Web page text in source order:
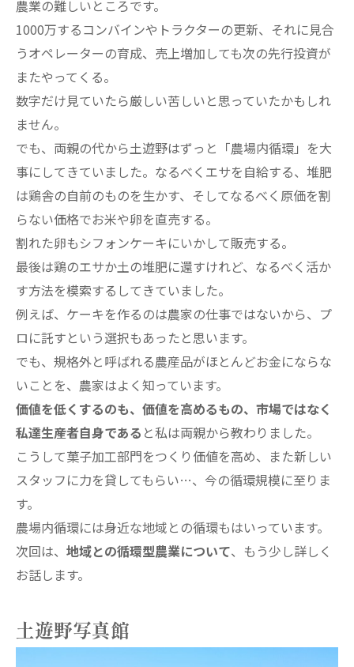
農業の難しいところです。
1000万するコンバインやトラクターの更新、それに見合
うオペレーターの育成、売上増加しても次の先行投資が
またやってくる。
数字だけ見ていたら厳しい苦しいと思っていたかもしれ
ません。
でも、両親の代から土遊野はずっと「農場内循環」を大
事にしてきていました。なるべくエサを自給する、堆肥
は鶏舎の自前のものを生かす、そしてなるべく原価を割
らない価格でお米や卵を直売する。
割れた卵もシフォンケーキにいかして販売する。
最後は鶏のエサか土の堆肥に還すけれど、なるべく活か
す方法を模索するしてきていました。
例えば、ケーキを作るのは農家の仕事ではないから、プ
ロに託すという選択もあったと思います。
でも、規格外と呼ばれる農産品がほとんどお金にならな
いことを、農家はよく知っています。
価値を低くするのも、価値を高めるもの、市場ではなく
私達生産者自身である と私は両親から教わりました。
こうして菓子加工部門をつくり価値を高め、また新しい
スタッフに力を貸してもらい…、今の循環規模に至りま
す。
農場内循環には身近な地域との循環もはいっています。
次回は、 地域との循環型農業について、もう少し詳しく
お話します。
土遊野写真館